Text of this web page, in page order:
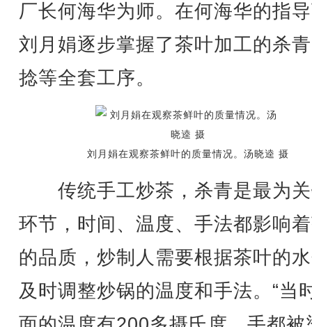
厂长何海华为师。在何海华的指
刘月娟逐步掌握了茶叶加工的杀
捻等全套工序。
刘月娟在观察茶鲜叶的质量情况。汤晓逵 摄
传统手工炒茶，杀青是最为
环节，时间、温度、手法都影响
的品质，炒制人需要根据茶叶的
及时调整炒锅的温度和手法。“当